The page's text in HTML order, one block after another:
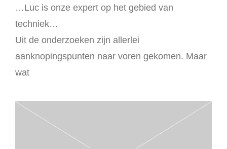
…Luc is onze expert op het gebied van
techniek…
Uit de onderzoeken zijn allerlei
aanknopingspunten naar voren gekomen. Maar
wat